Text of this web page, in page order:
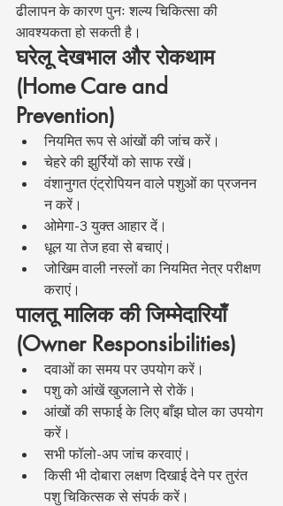
ढीलापन के कारण पुनः शल्य चिकित्सा की
आवश्यकता हो सकती है।
घरेलू देखभाल और रोकथाम
(Home Care and
Prevention)
नियमित रूप से आंखों की जांच करें।
चेहरे की झुर्रियों को साफ रखें।
वंशानुगत एंट्रोपियन वाले पशुओं का प्रजनन
न करें।
ओमेगा-3 युक्त आहार दें।
धूल या तेज हवा से बचाएं।
जोखिम वाली नस्लों का नियमित नेत्र परीक्षण
कराएं।
पालतू मालिक की जिम्मेदारियाँ
(Owner Responsibilities)
दवाओं का समय पर उपयोग करें।
पशु को आंखें खुजलाने से रोकें।
आंखों की सफाई के लिए बाँझ घोल का उपयोग
करें।
सभी फॉलो-अप जांच करवाएं।
किसी भी दोबारा लक्षण दिखाई देने पर तुरंत
पशु चिकित्सक से संपर्क करें।